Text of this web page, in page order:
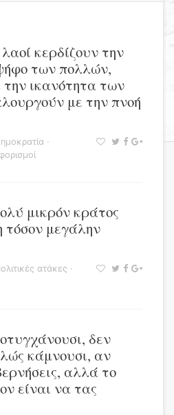
κερδίζουν την
των πολλών,
ικανότητα των
με την πνοή
·
μικρόν κράτος
τόσον μεγάλην
ατάκες ·
δεν
κάμνουσι, αν
αλλά το
είναι να τας